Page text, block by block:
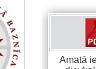
Amatā